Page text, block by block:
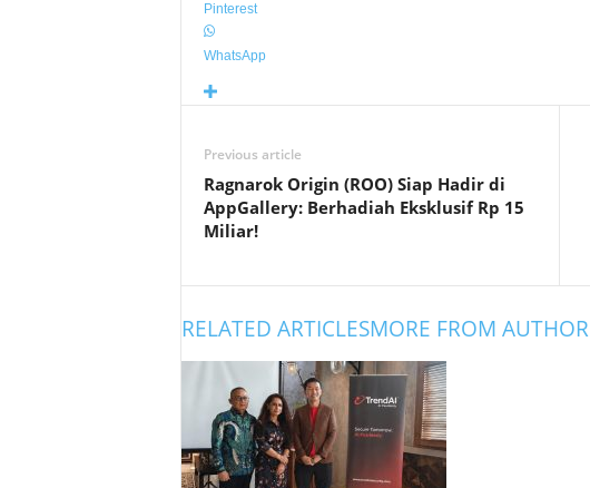
Pinterest
WhatsApp
Previous article
Ragnarok Origin (ROO) Siap Hadir di
AppGallery: Berhadiah Eksklusif Rp 15
Miliar!
RELATED ARTICLESMORE FROM AUTHOR